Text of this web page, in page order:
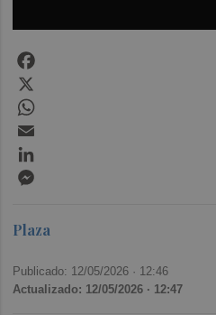
Plaza
Publicado: 12/05/2026 · 12:46
Actualizado: 12/05/2026 · 12:47